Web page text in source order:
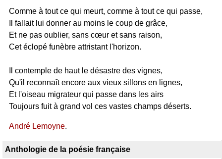
Comme à tout ce qui meurt, comme à tout ce qui passe,
Il fallait lui donner au moins le coup de grâce,
Et ne pas oublier, sans cœur et sans raison,
Cet éclopé funèbre attristant l'horizon.
Il contemple de haut le désastre des vignes,
Qu'il reconnaît encore aux vieux sillons en lignes,
Et l'oiseau migrateur qui passe dans les airs
Toujours fuit à grand vol ces vastes champs déserts.
André Lemoyne.
Anthologie de la poésie française